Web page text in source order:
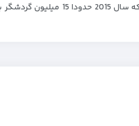
گرجستان یکی از قطب های گردشگری در دنیا میباشد که هر ساله